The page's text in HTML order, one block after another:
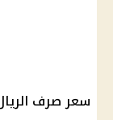
سعر صرف